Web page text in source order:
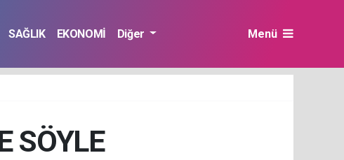
SAĞLIK EKONOMİ Diğer Menü
SÖYLE